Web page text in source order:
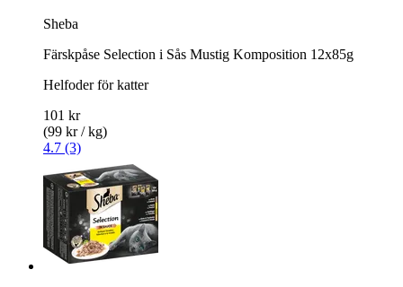
Sheba
Färskpåse Selection i Sås Mustig Komposition 12x85g
Helfoder för katter
101 kr
(99 kr / kg)
4.7 (3)